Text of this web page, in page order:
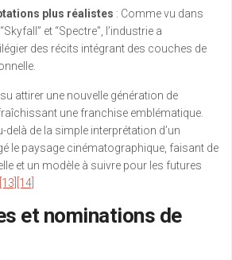
plus réalistes : Comme vu dans
et “Spectre”, l’industrie a
des récits intégrant des couches de
attirer une nouvelle génération de
une franchise emblématique.
delà de la simple interprétation d’un
le paysage cinématographique, faisant de
et un modèle à suivre pour les futures
[13] [14]
et nominations de